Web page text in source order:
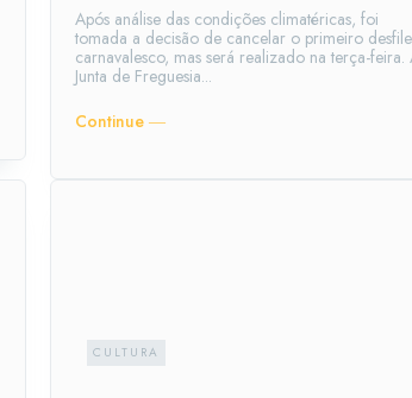
Após análise das condições climatéricas, foi
tomada a decisão de cancelar o primeiro desfile
carnavalesco, mas será realizado na terça-feira. A
Junta de Freguesia...
Continue ―
CULTURA